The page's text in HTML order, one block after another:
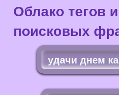
Облако тегов
поисковых
удачи днем